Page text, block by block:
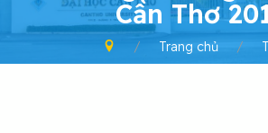
Cần Thơ
Trang chủ